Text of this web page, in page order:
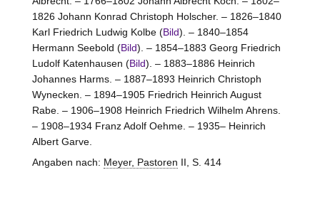
1826 Johann Konrad Christoph Holscher. – 1826–1840
Karl Friedrich Ludwig Kolbe (Bild). – 1840–1854
Hermann Seebold (Bild). – 1854–1883 Georg Friedrich
Ludolf Katenhausen (Bild). – 1883–1886 Heinrich
Johannes Harms. – 1887–1893 Heinrich Christoph
Wynecken. – 1894–1905 Friedrich Heinrich August
Rabe. – 1906–1908 Heinrich Friedrich Wilhelm Ahrens.
– 1908–1934 Franz Adolf Oehme. – 1935– Heinrich
Albert Garve.
Angaben nach: Meyer, Pastoren II, S. 414